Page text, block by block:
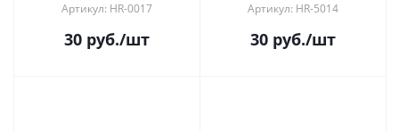
Артикул: HR-0017
30 руб./шт
Артикул: HR-5014
30 руб./шт